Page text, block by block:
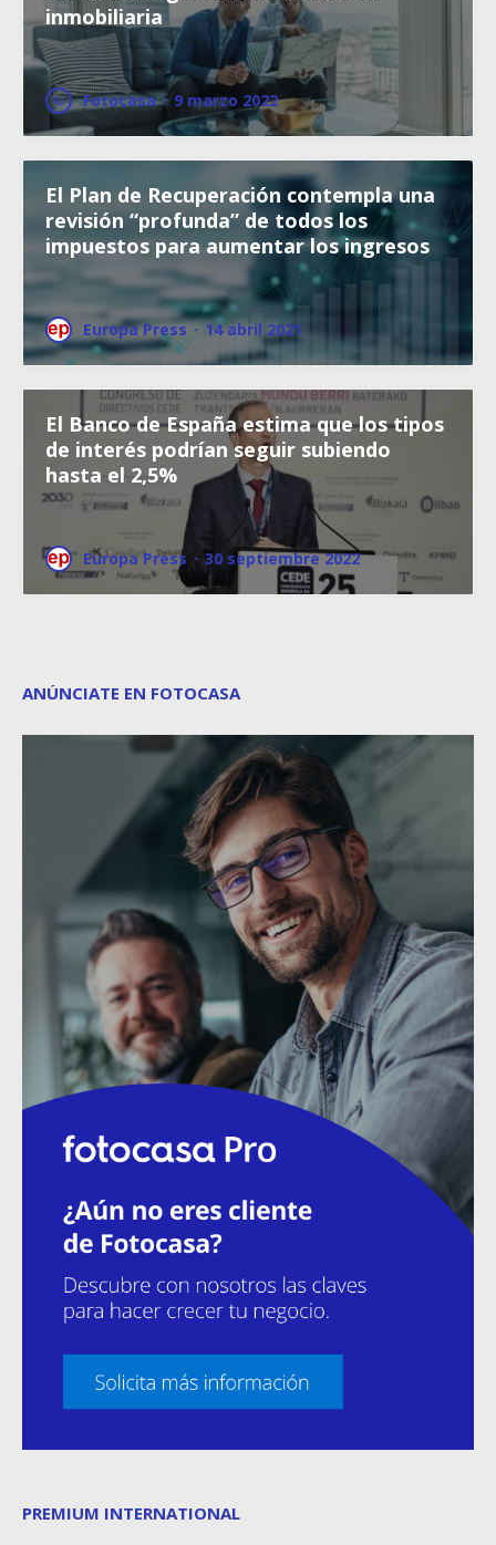
inmobiliaria
Fotocasa · 9 marzo 2022
El Plan de Recuperación contempla una
revisión “profunda” de todos los
impuestos para aumentar los ingresos
Europa Press · 14 abril 2021
El Banco de España estima que los tipos
de interés podrían seguir subiendo
hasta el 2,5%
Europa Press · 30 septiembre 2022
ANÚNCIATE EN FOTOCASA
PREMIUM INTERNATIONAL